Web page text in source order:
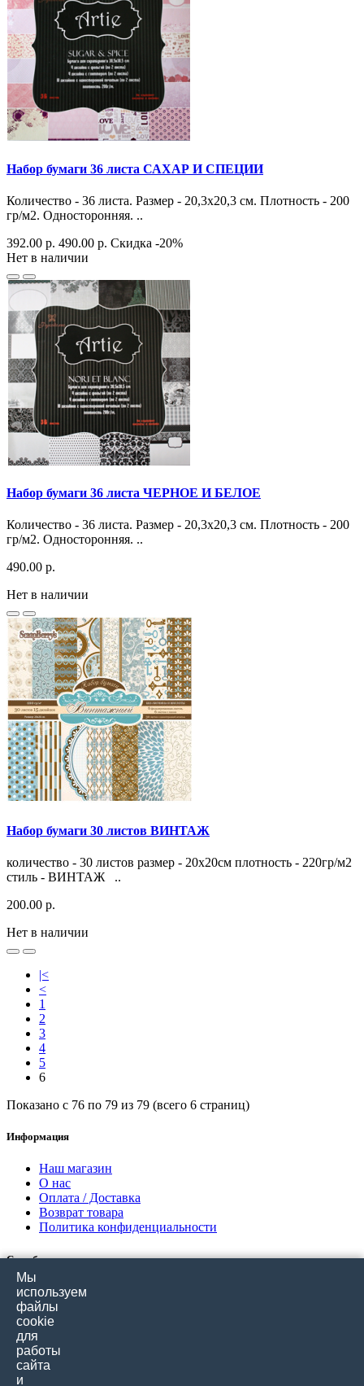
Набор бумаги 36 листа САХАР И СПЕЦИИ
Количество - 36 листа. Размер - 20,3х20,3 см. Плотность - 200
гр/м2. Односторонняя. ..
392.00 р. 490.00 р. Скидка -20%
Нет в наличии
Набор бумаги 36 листа ЧЕРНОЕ И БЕЛОЕ
Количество - 36 листа. Размер - 20,3х20,3 см. Плотность - 200
гр/м2. Односторонняя. ..
490.00 р.
Нет в наличии
Набор бумаги 30 листов ВИНТАЖ
количество - 30 листов размер - 20х20см плотность - 220гр/м2
стиль - ВИНТАЖ ..
200.00 р.
Нет в наличии
|<
<
1
2
3
4
5
6
Показано с 76 по 79 из 79 (всего 6 страниц)
Информация
Наш магазин
О нас
Оплата / Доставка
Возврат товара
Политика конфиденциальности
Служба поддержки
Связаться с нами
Отзывы покупателей
Карта сайта
Дополнительно
Мы
используем
файлы
cookie
для
работы
сайта
и